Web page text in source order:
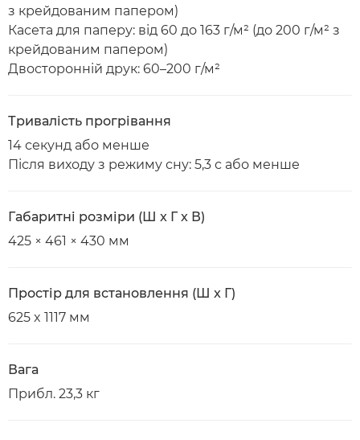
з крейдованим папером)
Касета для паперу: від 60 до 163 г/м² (до 200 г/м² з
крейдованим папером)
Двосторонній друк: 60–200 г/м²
Тривалість прогрівання
14 секунд або менше
Після виходу з режиму сну: 5,3 с або менше
Габаритні розміри (Ш x Г x В)
425 × 461 × 430 мм
Простір для встановлення (Ш x Г)
625 x 1117 мм
Вага
Прибл. 23,3 кг